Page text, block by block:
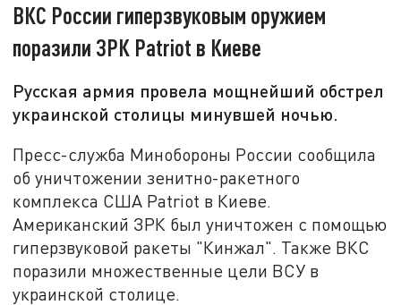
ВКС России гиперзвуковым оружием
поразили ЗРК Patriot в Киеве
Русская армия провела мощнейший обстрел
украинской столицы минувшей ночью.
Пресс-служба Минобороны России сообщила
об уничтожении зенитно-ракетного
комплекса США Patriot в Киеве.
Американский ЗРК был уничтожен с помощью
гиперзвуковой ракеты "Кинжал". Также ВКС
поразили множественные цели ВСУ в
украинской столице.